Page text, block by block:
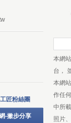
匠粉絲團
-撇步分享
本網
台，
本網
作任
中所
照片